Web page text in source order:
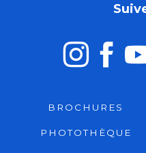
BROCHURES
PHOTOTHÈQUE